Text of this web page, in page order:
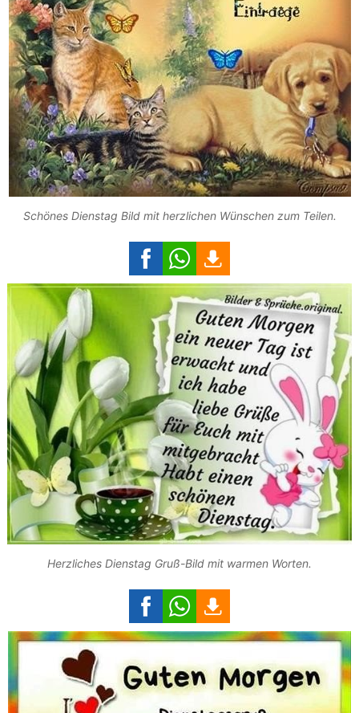
Schönes Dienstag Bild mit herzlichen Wünschen zum Teilen.
Herzliches Dienstag Gruß-Bild mit warmen Worten.